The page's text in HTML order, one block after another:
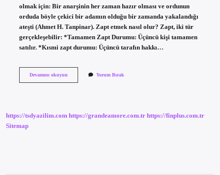
olmak için: Bir anarşinin her zaman hazır olması ve ordunun
orduda böyle çekici bir adamın olduğu bir zamanda yakalandığı
ateşti (Ahmet H. Tanpinar). Zapt etmek nasıl olur? Zapt, iki tür
gerçekleşebilir: *Tamamen Zapt Durumu: Üçüncü kişi tamamen
satılır. *Kısmi zapt durumu: Üçüncü tarafın hakkı…
Devamını okuyunZept
Yorum Bırak
https://tsdyazilim.com https://grandeamore.com.tr https://finplus.com.tr
Sitemap